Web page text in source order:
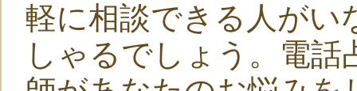
軽に相談できる人がい
しゃるでしょう。電